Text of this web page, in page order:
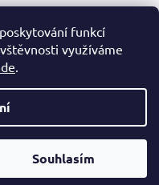
funkcí
využíváme
.
Souhlasím
. Všechna práva
cookies